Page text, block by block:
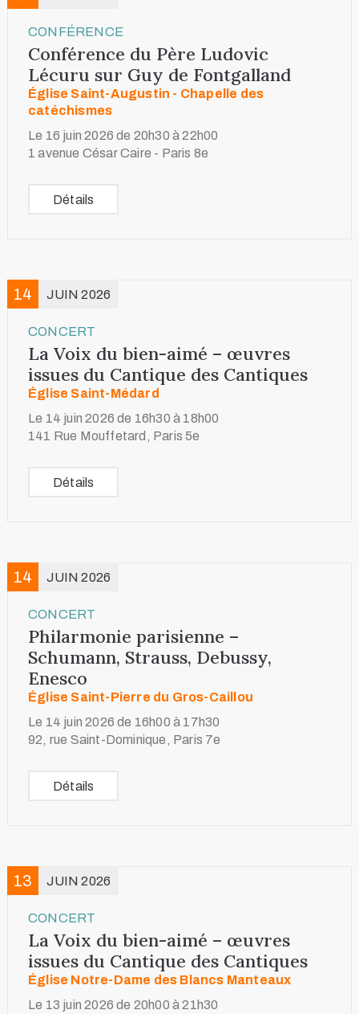
CONFÉRENCE
Conférence du Père Ludovic
Lécuru sur Guy de Fontgalland
Église Saint-Augustin - Chapelle des
catéchismes
Le 16 juin 2026 de 20h30 à 22h00
1 avenue César Caire - Paris 8e
Détails
14 JUIN 2026
CONCERT
La Voix du bien-aimé – œuvres
issues du Cantique des Cantiques
Église Saint-Médard
Le 14 juin 2026 de 16h30 à 18h00
141 Rue Mouffetard, Paris 5e
Détails
14 JUIN 2026
CONCERT
Philarmonie parisienne –
Schumann, Strauss, Debussy,
Enesco
Église Saint-Pierre du Gros-Caillou
Le 14 juin 2026 de 16h00 à 17h30
92, rue Saint-Dominique, Paris 7e
Détails
13 JUIN 2026
CONCERT
La Voix du bien-aimé – œuvres
issues du Cantique des Cantiques
Église Notre-Dame des Blancs Manteaux
Le 13 juin 2026 de 20h00 à 21h30